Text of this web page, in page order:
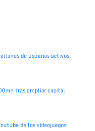
de usuarios activos
tras ampliar capital
de los videojuegos